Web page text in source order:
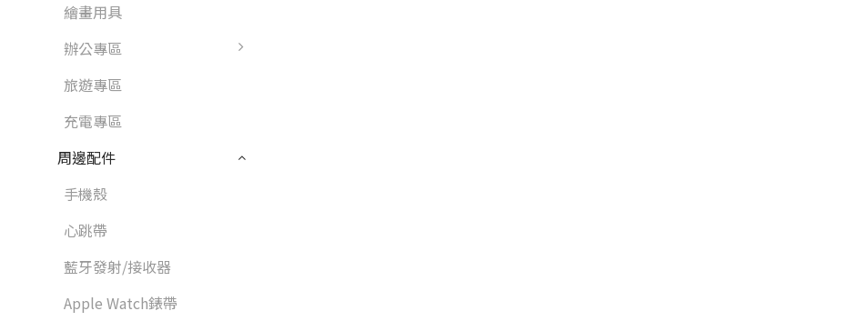
繪畫用具
辦公專區
旅遊專區
充電專區
周邊配件
手機殼
心跳帶
藍牙發射/接收器
Apple Watch錶帶